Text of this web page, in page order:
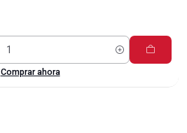
Comprar ahora